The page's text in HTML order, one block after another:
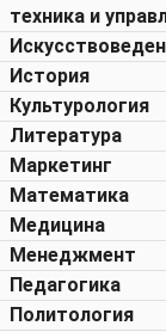
техника и
История
Культурология
Литература
Маркетинг
Математика
Медицина
Менеджмент
Педагогика
Политология